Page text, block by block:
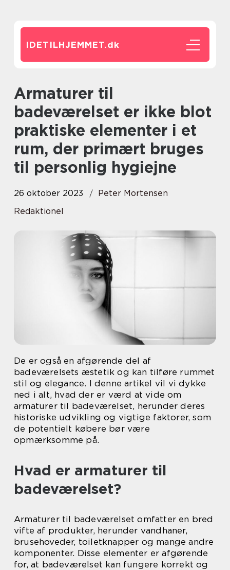
IDETILHJEMMET.dk
Armaturer til
badeværelset er ikke blot
praktiske elementer i et
rum, der primært bruges
til personlig hygiejne
26 oktober 2023
Peter Mortensen
Redaktionel
De er også en afgørende del af
badeværelsets æstetik og kan tilføre rummet
stil og elegance. I denne artikel vil vi dykke
ned i alt, hvad der er værd at vide om
armaturer til badeværelset, herunder deres
historiske udvikling og vigtige faktorer, som
de potentielt købere bør være
opmærksomme på.
Hvad er armaturer til
badeværelset?
Armaturer til badeværelset omfatter en bred
vifte af produkter, herunder vandhaner,
brusehoveder, toiletknapper og mange andre
komponenter. Disse elementer er afgørende
for, at badeværelset kan fungere korrekt og